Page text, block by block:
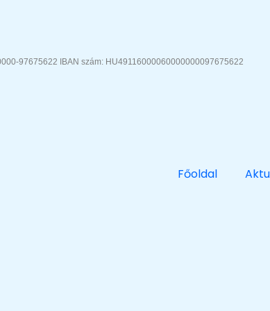
97675622 IBAN szám: HU49116000060000000097675622
Főoldal